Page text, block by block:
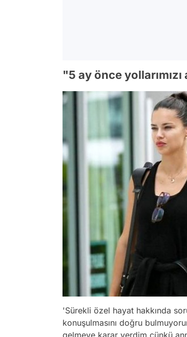
"5 ay önce yollarımızı
'Sürekli özel hayat hakkında
konuşulmasını doğru